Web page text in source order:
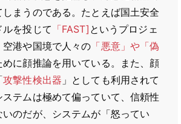
まうのである。たとえば国土安全
を投じて 「FAST] というプロジェ
港や国境で人々の 「悪意」や「偽
めに顔推論を用いている。また、顔
攻撃性検出器 」としても利用されて
テムは極めて偏っていて、信頼性
のだが、システムが「怒ってい